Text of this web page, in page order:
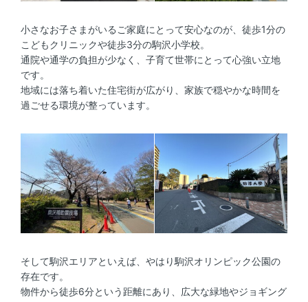
小さなお子さまがいるご家庭にとって安心なのが、徒歩1分の
こどもクリニックや徒歩3分の駒沢小学校。
通院や通学の負担が少なく、子育て世帯にとって心強い立地
です。
地域には落ち着いた住宅街が広がり、家族で穏やかな時間を
過ごせる環境が整っています。
そして駒沢エリアといえば、やはり駒沢オリンピック公園の
存在です。
物件から徒歩6分という距離にあり、広大な緑地やジョギング